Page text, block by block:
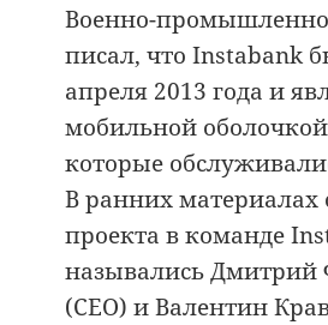
Военно-
писал, что Instabank
апреля 2013 года и
мобильной оболочкой
которые
В ранних материалах
проекта в команде
назывались Дмитрий
(CEO) и Валентин